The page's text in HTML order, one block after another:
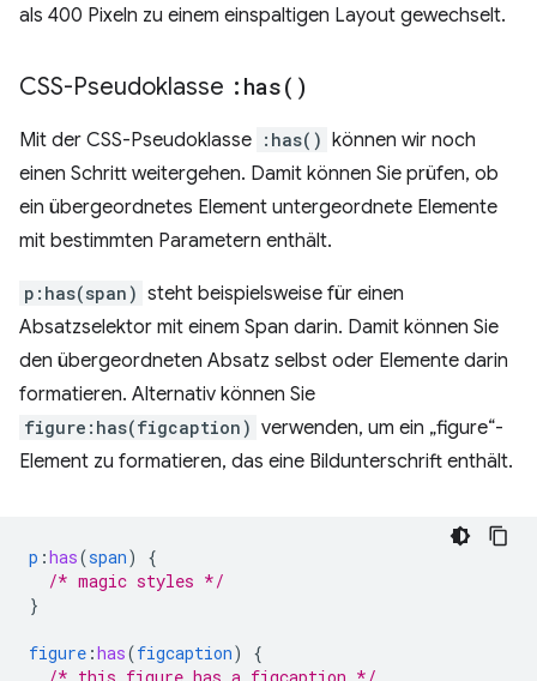
als 400 Pixeln zu einem einspaltigen Layout gewechselt.
CSS-Pseudoklasse : has( )
Mit der CSS-Pseudoklasse :has() können wir noch
einen Schritt weitergehen. Damit können Sie prüfen, ob
ein übergeordnetes Element untergeordnete Elemente
mit bestimmten Parametern enthält.
p:has(span) steht beispielsweise für einen
Absatzselektor mit einem Span darin. Damit können Sie
den übergeordneten Absatz selbst oder Elemente darin
formatieren. Alternativ können Sie
figure:has(figcaption) verwenden, um ein „figure“-
Element zu formatieren, das eine Bildunterschrift enthält.
p :has(span)
{
/* magic styles */
}
figure :has(figcaption)
{